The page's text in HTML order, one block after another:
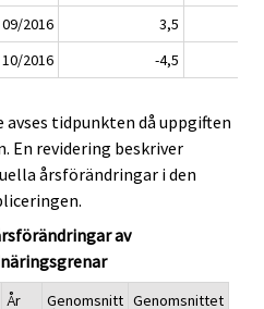
09/2016
3,5
10/2016
-4,5
avses tidpunkten då uppgiften
En revidering beskriver
årsförändringar i den
av
År Genomsnitt Genomsnittet